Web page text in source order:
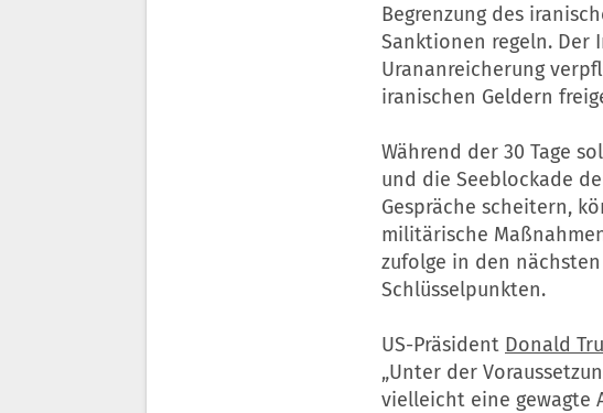
Begrenzung des
Sanktionen regeln. Der
Urananreicherung
iranischen Geldern
Während der 30 Tage
und die Seeblockade
Gespräche scheitern,
militärische
zufolge in den
Schlüsselpunkten.
US-Präsident Donald
„Unter der
vielleicht eine gewagte